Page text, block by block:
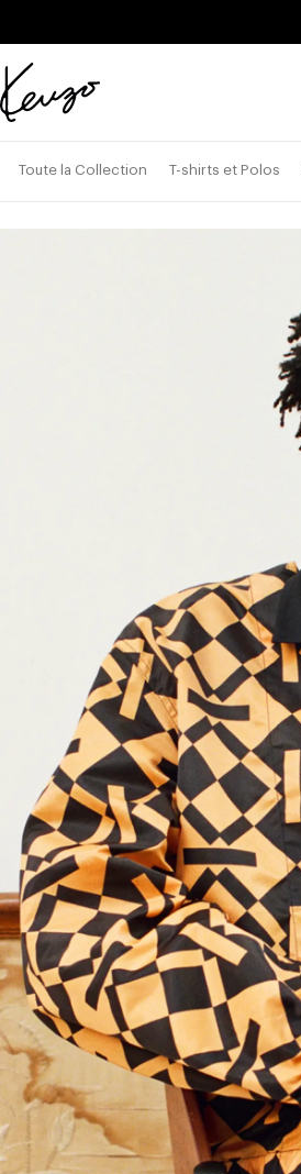
Site
Toute la Collection T-shirts et Polos